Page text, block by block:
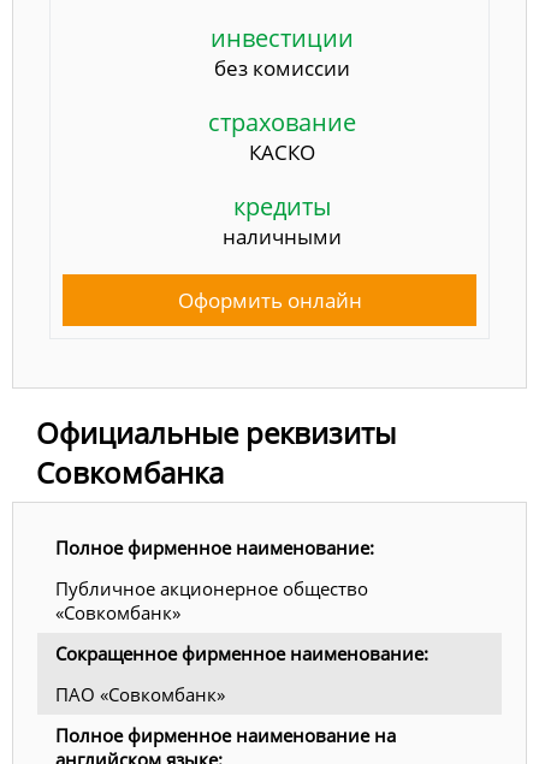
инвестиции
без комиссии
страхование
КАСКО
кредиты
наличными
Оформить онлайн
Официальные реквизиты
Совкомбанка
Полное фирменное наименование:
Публичное акционерное общество
«Совкомбанк»
Сокращенное фирменное наименование:
ПАО «Совкомбанк»
Полное фирменное наименование на
английском языке: